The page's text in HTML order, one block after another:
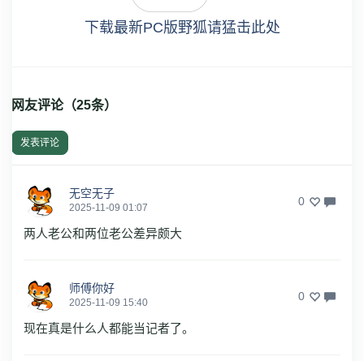
下载最新PC版野狐请猛击此处
网友评论（25条）
发表评论
无空无子
2025-11-09 01:07 0
两人老公和两位老公差异颇大
师傅你好
2025-11-09 15:40 0
现在真是什么人都能当记者了。